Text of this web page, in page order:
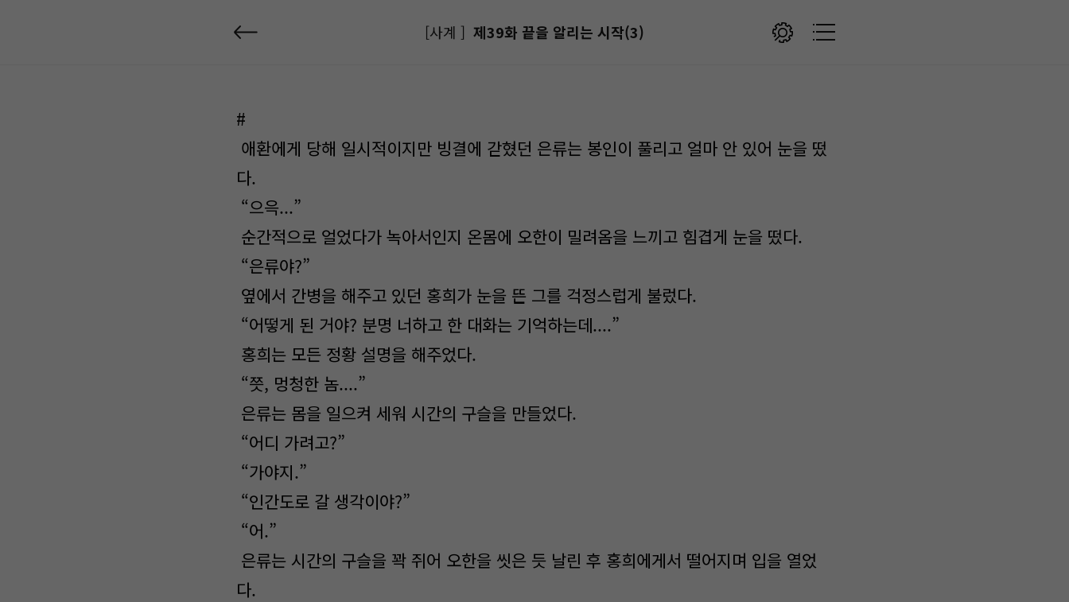
[사계 ] 제39화 끝을 알리는 시작(3)
#
애환에게 당해 일시적이지만 빙결에 갇혔던 은류는 봉인이 풀리고 얼마 안 있어 눈을 떴
다.
“으윽...”
순간적으로 얼었다가 녹아서인지 온몸에 오한이 밀려옴을 느끼고 힘겹게 눈을 떴다.
“은류야?”
옆에서 간병을 해주고 있던 홍희가 눈을 뜬 그를 걱정스럽게 불렀다.
“어떻게 된 거야? 분명 너하고 한 대화는 기억하는데....”
홍희는 모든 정황 설명을 해주었다.
“쯧, 멍청한 놈....”
은류는 몸을 일으켜 세워 시간의 구슬을 만들었다.
“어디 가려고?”
“가야지.”
“인간도로 갈 생각이야?”
“어.”
은류는 시간의 구슬을 꽉 쥐어 오한을 씻은 듯 날린 후 홍희에게서 떨어지며 입을 열었
다.